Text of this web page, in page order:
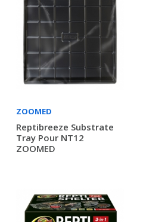
ZOOMED
Reptibreeze Substrate
Tray Pour NT12
ZOOMED